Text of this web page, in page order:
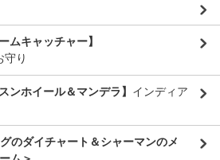
ムキャッチャー】
守り
ホイール＆マンデラ】 インディア
のダイチャート＆シャーマンのメ